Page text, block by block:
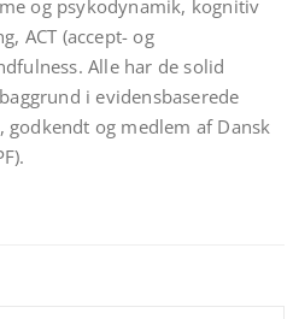
og psykodynamik, kognitiv
ACT (accept- og
Alle har de solid
i evidensbaserede
godkendt og medlem af Dansk